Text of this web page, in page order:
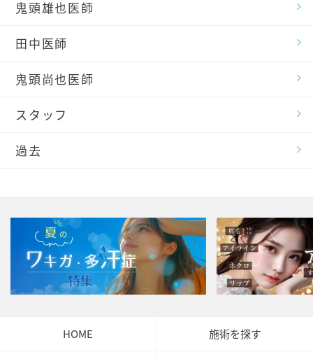
鬼頭雄也医師
田中医師
鬼頭尚也医師
スタッフ
過去
HOME 施術を探す